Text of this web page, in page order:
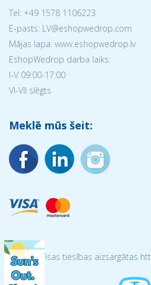
Tel: +49 1578 1106223
E-pasts: LV@eshopwedrop.com
Mājas lapa: www.eshopwedrop.lv
EshopWedrop darba laiks:
I-V 09:00-17:00
VI-VII slēgts
Meklē mūs šeit:
© 2026 Visas tiesības aizsargātas